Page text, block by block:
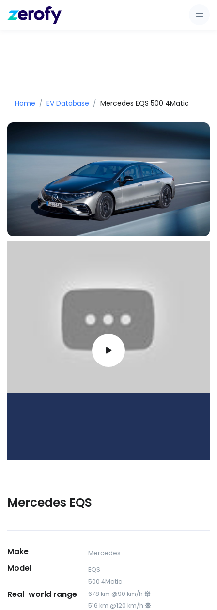
Home EV Database Mercedes EQS 500 4Matic
Mercedes EQS
Make Mercedes
Model
EQS
500 4Matic
Real-world range
678 km @90 km/h
516 km @120 km/h